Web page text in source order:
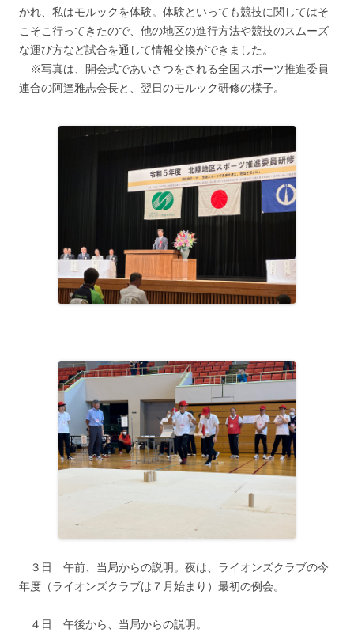
かれ、私はモルックを体験。体験といっても競技に関してはそ
こそこ行ってきたので、他の地区の進行方法や競技のスムーズ
な運び方など試合を通して情報交換ができました。
※写真は、開会式であいさつをされる全国スポーツ推進委員
連合の阿達雅志会長と、翌日のモルック研修の様子。
３日 午前、当局からの説明。夜は、ライオンズクラブの今
年度（ライオンズクラブは７月始まり）最初の例会。
４日 午後から、当局からの説明。